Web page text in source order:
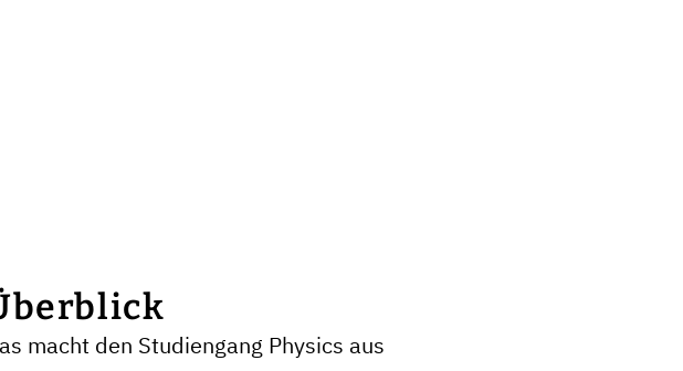
macht den Studiengang Physics aus